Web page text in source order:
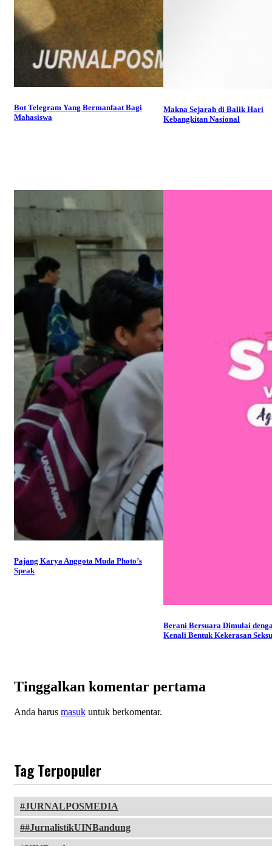
Bot Telegram Yang Bermanfaat Bagi
Mahasiswa
Makna Sejarah di Balik Hari
Kebangkitan Nasional
Pajang Karya Anggota Muda Photo’s
Speak
Berani Bersuara Dimulai
Kenali Bentuk Kekerasan
Tinggalkan komentar pertama
Anda harus masuk untuk berkomentar.
Tag Terpopuler
JURNALPOSMEDIA
#JurnalistikUINBandung